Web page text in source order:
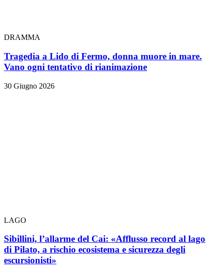
DRAMMA
Tragedia a Lido di Fermo, donna muore in mare.
Vano ogni tentativo di rianimazione
30 Giugno 2026
LAGO
Sibillini, l’allarme del Cai: «Afflusso record al lago
di Pilato, a rischio ecosistema e sicurezza degli
escursionisti»